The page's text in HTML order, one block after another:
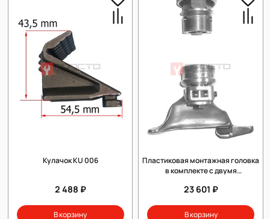
Кулачок KU 006
2 488 ₽
В корзину
Пластиковая монтажная головка
в комплекте с двумя
приспособлениями
23 601 ₽
В корзину